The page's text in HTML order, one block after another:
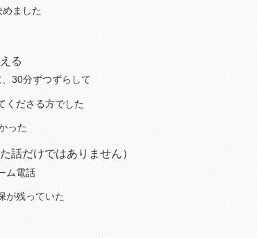
ました
る
30分ずつずらして
くださる方でした
った
話だけではありません）
ム電話
が残っていた